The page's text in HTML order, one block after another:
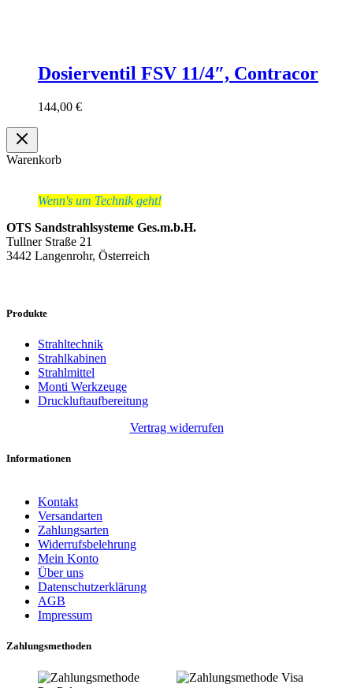
Dosierventil FSV 11/4″, Contracor
144,00 €
Warenkorb
Wenn's um Technik geht!
OTS Sandstrahlsysteme Ges.m.b.H.
Tullner Straße 21
3442 Langenrohr, Österreich
Produkte
Strahltechnik
Strahlkabinen
Strahlmittel
Monti Werkzeuge
Druckluftaufbereitung
Vertrag widerrufen
Informationen
Kontakt
Versandarten
Zahlungsarten
Widerrufsbelehrung
Mein Konto
Über uns
Datenschutzerklärung
AGB
Impressum
Zahlungsmethoden